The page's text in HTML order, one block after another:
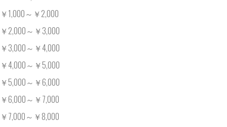
￥1,000～￥2,000
￥2,000～￥3,000
￥3,000～￥4,000
￥4,000～￥5,000
￥5,000～￥6,000
￥6,000～￥7,000
￥7,000～￥8,000